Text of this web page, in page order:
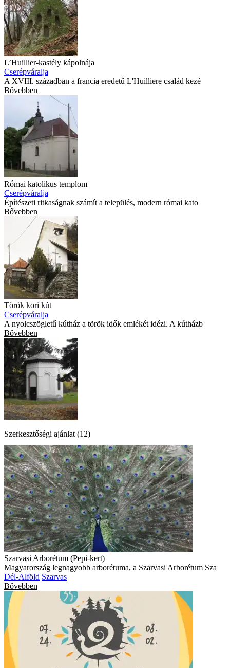
L’Huillier-kastély kápolnája
Cserépváralja
A XVIII. században a francia eredetű L'Huilliere család kezé
Bővebben
Római katolikus templom
Cserépváralja
Építészeti ritkaságnak számít a település, modern római kato
Bővebben
Török kori kút
Cserépváralja
A nyolcszögletű kútház a török idők emlékét idézi. A kútházb
Bővebben
Szerkesztőségi ajánlat (12)
Szarvasi Arborétum (Pepi-kert)
Magyarország legnagyobb arborétuma, a Szarvasi Arborétum Sza
Dél-Alföld Szarvas
Bővebben